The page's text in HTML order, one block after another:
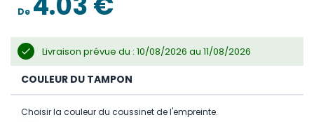
gallery
De
Livraison prévue du : 10/08/2026 au 11/08/2026
COULEUR DU TAMPON
Choisir la couleur du coussinet de l'empreinte.